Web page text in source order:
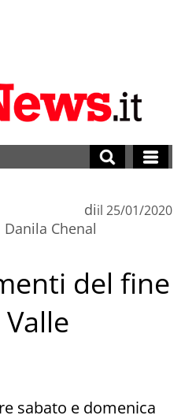
di
Danila Chenal
il 25/01/2020
del fine
sabato e domenica